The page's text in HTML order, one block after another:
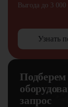
Выгода до 3
Узнать
запрос